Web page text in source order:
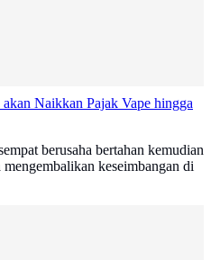
Naikkan Pajak Vape hingga
berusaha bertahan kemudian
keseimbangan di